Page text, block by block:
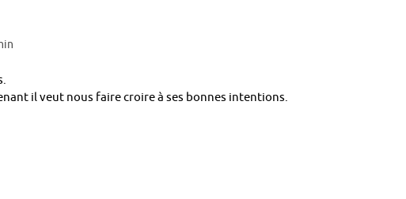
il veut nous faire croire à ses bonnes intentions.